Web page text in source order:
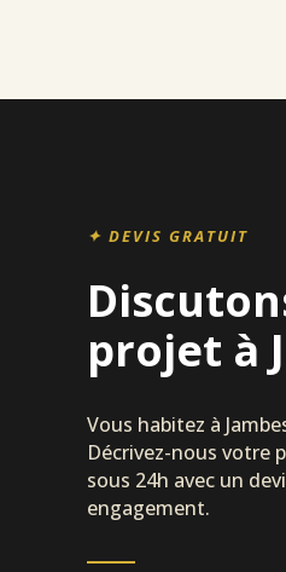
✦ DEVIS GRATUIT
projet à
Vous habitez à
Décrivez-nous votre
sous 24h avec un
engagement.